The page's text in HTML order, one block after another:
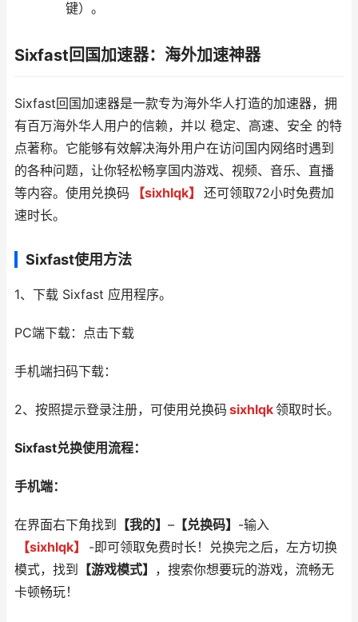
键）。
Sixfast回国加速器：海外加速神器
Sixfast回国加速器是一款专为海外华人打造的加速器，拥
有百万海外华人用户的信赖，并以 稳定、高速、安全 的特
点著称。它能够有效解决海外用户在访问国内网络时遇到
的各种问题，让你轻松畅享国内游戏、视频、音乐、直播
等内容。使用兑换码
【sixhlqk】
还可领取72小时免费加
速时长。
Sixfast使用方法
1、下载 Sixfast 应用程序。
PC端下载：点击下载
手机端扫码下载：
2、按照提示登录注册，可使用兑换码 sixhlqk领取时长。
Sixfast兑换使用流程：
手机端：
在界面右下角找到 【我的】 – 【兑换码】 -输入
【sixhlqk】
-即可领取免费时长！兑换完之后，左方切换
模式，找到
【游戏模式】
，搜索你想要玩的游戏，流畅无
卡顿畅玩！